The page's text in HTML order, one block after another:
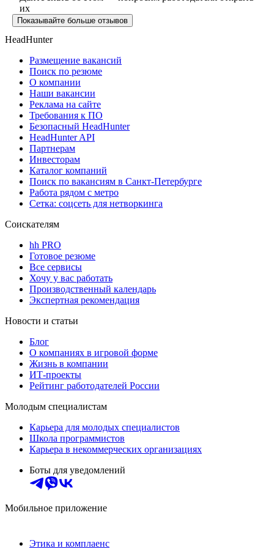
их
Показывайте больше отзывов
HeadHunter
Размещение вакансий
Поиск по резюме
О компании
Наши вакансии
Реклама на сайте
Требования к ПО
Безопасный HeadHunter
HeadHunter API
Партнерам
Инвесторам
Каталог компаний
Поиск по вакансиям в Санкт-Петербурге
Работа рядом с метро
Сетка: соцсеть для нетворкинга
Соискателям
hh PRO
Готовое резюме
Все сервисы
Хочу у вас работать
Производственный календарь
Экспертная рекомендация
Новости и статьи
Блог
О компаниях в игровой форме
Жизнь в компании
ИТ-проекты
Рейтинг работодателей России
Молодым специалистам
Карьера для молодых специалистов
Школа программистов
Карьера в некоммерческих организациях
Боты для уведомлений
Мобильное приложение
Этика и комплаенс